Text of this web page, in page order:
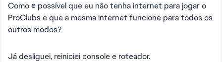
Como é possível que eu não tenha internet para jogar o
ProClubs e que a mesma internet funcione para todos os
outros modos?
Já desliguei, reiniciei console e roteador.